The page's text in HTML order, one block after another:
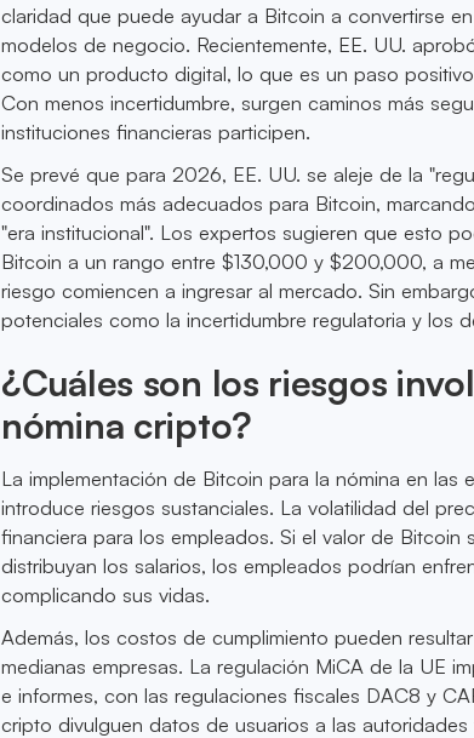
claridad que puede ayudar a Bitcoin a convertirse
modelos de negocio. Recientemente, EE. UU.
como un producto digital, lo que es un paso
Con menos incertidumbre, surgen caminos más
instituciones financieras participen.
Se prevé que para 2026, EE. UU. se aleje de la
coordinados más adecuados para Bitcoin,
"era institucional". Los expertos sugieren que esto
Bitcoin a un rango entre $130,000 y $200,000, a
riesgo comiencen a ingresar al mercado. Sin
potenciales como la incertidumbre regulatoria y los
¿Cuáles son los riesgos
nómina cripto?
La implementación de Bitcoin para la nómina en las
introduce riesgos sustanciales. La volatilidad del
financiera para los empleados. Si el valor de Bitcoin
distribuyan los salarios, los empleados podrían
complicando sus vidas.
Además, los costos de cumplimiento pueden
medianas empresas. La regulación MiCA de la UE
e informes, con las regulaciones fiscales DAC8 y
cripto divulguen datos de usuarios a las